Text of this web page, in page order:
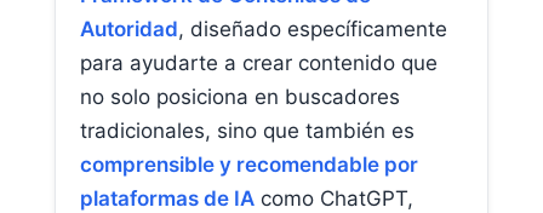
Autoridad, diseñado específicamente
para ayudarte a crear contenido que
no solo posiciona en buscadores
tradicionales, sino que también es
comprensible y recomendable por
plataformas de IA como ChatGPT,